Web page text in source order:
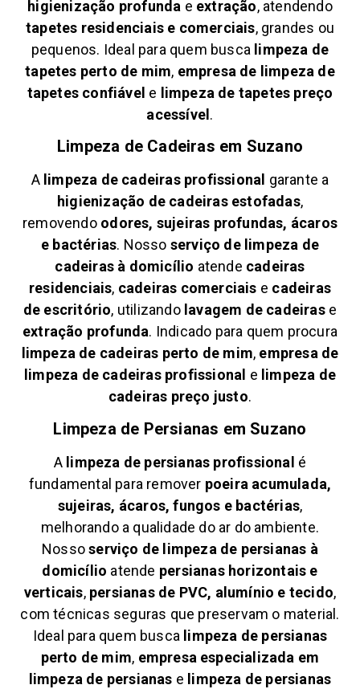
higienização profunda e extração, atendendo
tapetes residenciais e comerciais, grandes ou
pequenos. Ideal para quem busca limpeza de
tapetes perto de mim, empresa de limpeza de
tapetes confiável e limpeza de tapetes preço
acessível .
Limpeza de Cadeiras em Suzano
A limpeza de cadeiras profissional garante a
higienização de cadeiras estofadas,
removendoodores, sujeiras profundas, ácaros
e bactérias. Nosso serviço de limpeza de
cadeiras à domicílio atende cadeiras
residenciais, cadeiras comerciais e cadeiras
de escritório, utilizando lavagem de cadeirase
extração profunda. Indicado para quem procura
limpeza de cadeiras perto de mim, empresa de
limpeza de cadeiras profissional e limpeza de
cadeiras preço justo.
Limpeza de Persianas em Suzano
A limpeza de persianas profissional é
fundamental para remover poeira acumulada,
sujeiras, ácaros, fungos e bactérias,
melhorando a qualidade do ar do ambiente.
Nossoserviço de limpeza de persianas à
domicílio atende persianas horizontais e
verticais, persianas de PVC, alumínio e tecido,
com técnicas seguras que preservam o material.
Ideal para quem busca limpeza de persianas
perto de mim, empresa especializada em
limpeza de persianas e limpeza de persianas